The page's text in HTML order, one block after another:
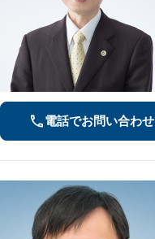
電話でお問い合わせ